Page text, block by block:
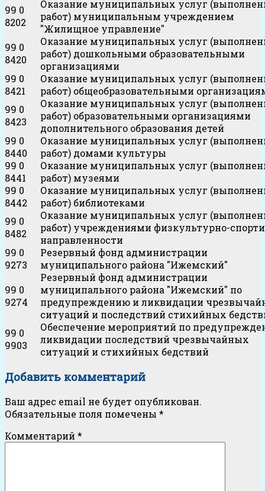
99 0
8202
Оказание муниципальных услуг
работ) муниципальным учреждением
"Жилищное управление"
99 0
8420
Оказание муниципальных услуг
работ) дошкольными образовательными
организациями
99 0
8421
Оказание муниципальных услуг
работ) общеобразовательными
99 0
8423
Оказание муниципальных услуг
работ) образовательными организациями
дополнительного образования детей
99 0
8440
Оказание муниципальных услуг
работ) домами культуры
99 0
8441
Оказание муниципальных услуг
работ) музеями
99 0
8442
Оказание муниципальных услуг
работ) библиотеками
99 0
8482
Оказание муниципальных услуг
работ) учреждениями физкультурно-
направленности
99 0
9273
Резервный фонд администрации
муниципального района "Ижемский"
99 0
9274
Резервный фонд администрации
муниципального района "Ижемский" по
предупреждению и ликвидации
ситуаций и последствий стихийных
99 0
9903
Обеспечение мероприятий по
ликвидации последствий чрезвычайных
ситуаций и стихийных бедствий
Добавить комментарий
Ваш адрес email не будет опубликован.
Обязательные поля помечены *
Комментарий *